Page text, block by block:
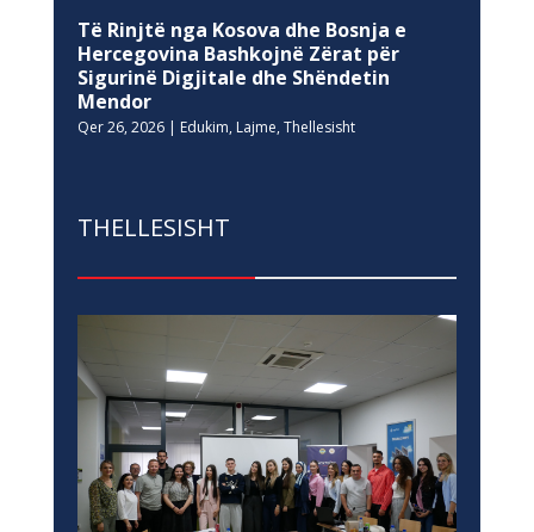
Të Rinjtë nga Kosova dhe Bosnja e
Hercegovina Bashkojnë Zërat për
Sigurinë Digjitale dhe Shëndetin
Mendor
Qer 26, 2026| Edukim, Lajme, Thellesisht
THELLESISHT